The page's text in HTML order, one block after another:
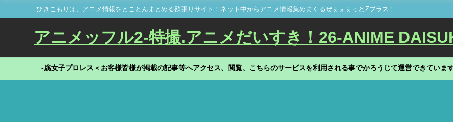
ひきこもりは、アニメ情報をとことんまとめる欲張りサイト！ネット中からアニメ情報集めまくるぜぇぇぇっとZプラス！
アニメッフル2-特撮.アニメだいすき！26-ANIME
-腐女子プロレス＜お客様皆様が掲載の記事等へアクセス、閲覧、こちらのサービスを利用される事でかろうじて運営できていま